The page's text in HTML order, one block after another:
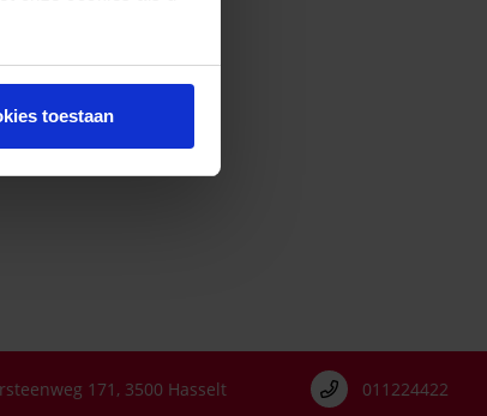
toestaan
171, 3500 Hasselt 011224422